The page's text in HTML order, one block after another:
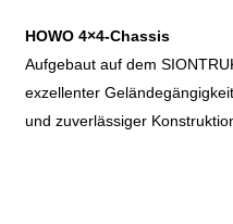
HOWO 4×4-Chassis
Aufgebaut auf dem
exzellenter
und zuverlässiger